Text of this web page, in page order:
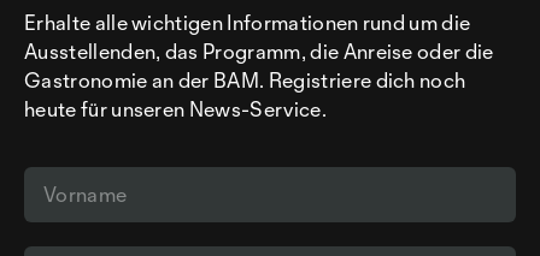
Erhalte alle wichtigen Informationen rund um die
Ausstellenden, das Programm, die Anreise oder die
Gastronomie an der BAM. Registriere dich noch
heute für unseren News-Service.